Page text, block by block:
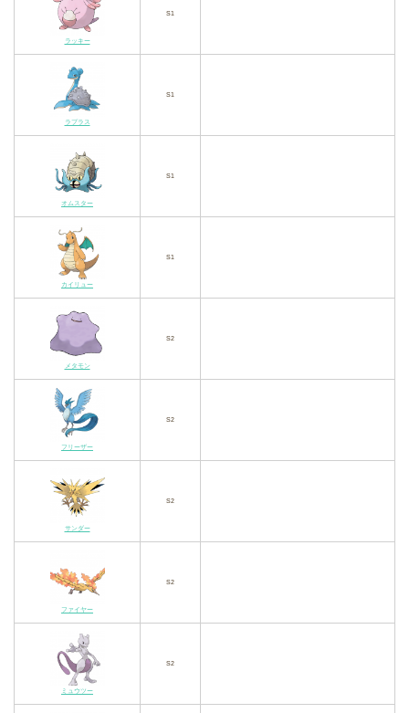
ラッキー
S1
ラプラス
S1
オムスター
S1
カイリュー
S1
メタモン
S2
フリーザー
S2
サンダー
S2
ファイヤー
S2
ミュウツー
S2